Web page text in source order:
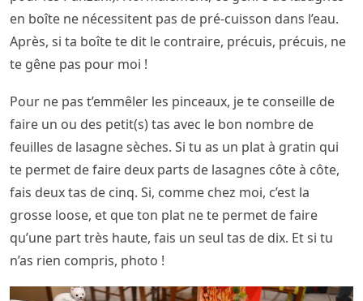
en boîte ne nécessitent pas de pré-cuisson dans l’eau.
Après, si ta boîte te dit le contraire, précuis, précuis, ne
te gêne pas pour moi !
Pour ne pas t’emmêler les pinceaux, je te conseille de
faire un ou des petit(s) tas avec le bon nombre de
feuilles de lasagne sèches. Si tu as un plat à gratin qui
te permet de faire deux parts de lasagnes côte à côte,
fais deux tas de cinq. Si, comme chez moi, c’est la
grosse loose, et que ton plat ne te permet de faire
qu’une part très haute, fais un seul tas de dix. Et si tu
n’as rien compris, photo !